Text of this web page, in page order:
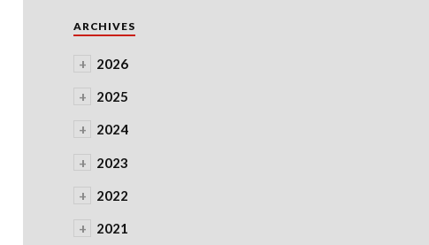
ARCHIVES
+ 2026
+ 2025
+ 2024
+ 2023
+ 2022
+ 2021